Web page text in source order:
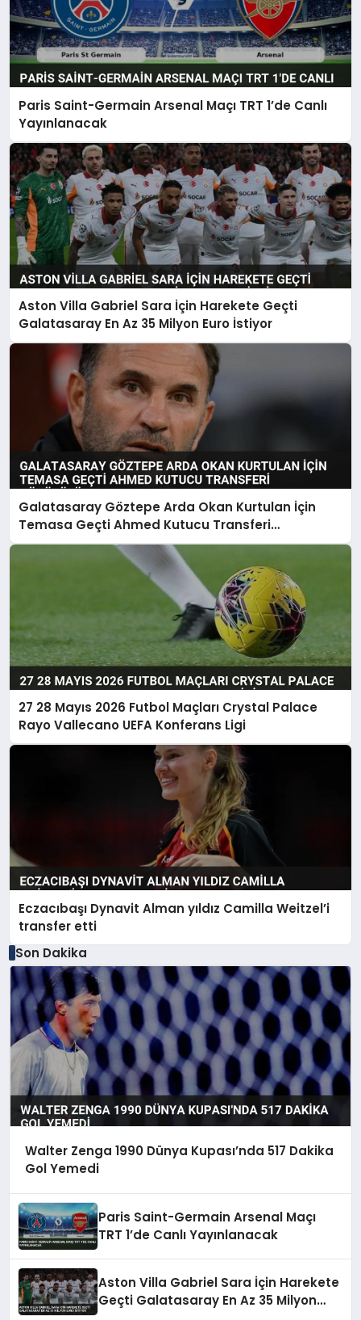
Paris Saint-Germain Arsenal Maçı TRT 1’de Canlı
Yayınlanacak
Aston Villa Gabriel Sara İçin Harekete Geçti
Galatasaray En Az 35 Milyon Euro İstiyor
Galatasaray Göztepe Arda Okan Kurtulan İçin
Temasa Geçti Ahmed Kutucu Transferi
Görüşülüyor
27 28 Mayıs 2026 Futbol Maçları Crystal Palace
Rayo Vallecano UEFA Konferans Ligi
Eczacıbaşı Dynavit Alman yıldız Camilla Weitzel’i
transfer etti
Son Dakika
Walter Zenga 1990 Dünya Kupası’nda 517 Dakika
Gol Yemedi
Paris Saint-Germain Arsenal Maçı
TRT 1’de Canlı Yayınlanacak
Aston Villa Gabriel Sara İçin Harekete
Geçti Galatasaray En Az 35 Milyon